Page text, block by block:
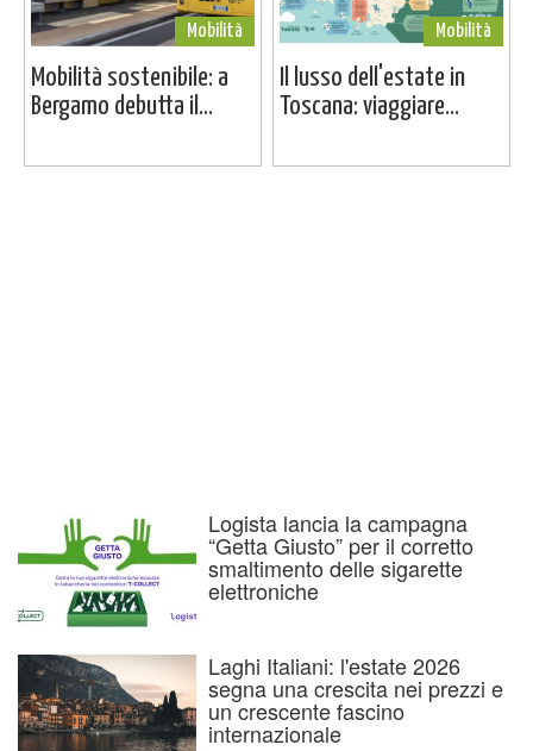
Mobilità
Mobilità sostenibile: a
Bergamo debutta il...
Mobilità
Il lusso dell'estate in
Toscana: viaggiare...
Logista lancia la campagna
“Getta Giusto” per il corretto
smaltimento delle sigarette
elettroniche
Laghi Italiani: l'estate 2026
segna una crescita nei prezzi e
un crescente fascino
internazionale